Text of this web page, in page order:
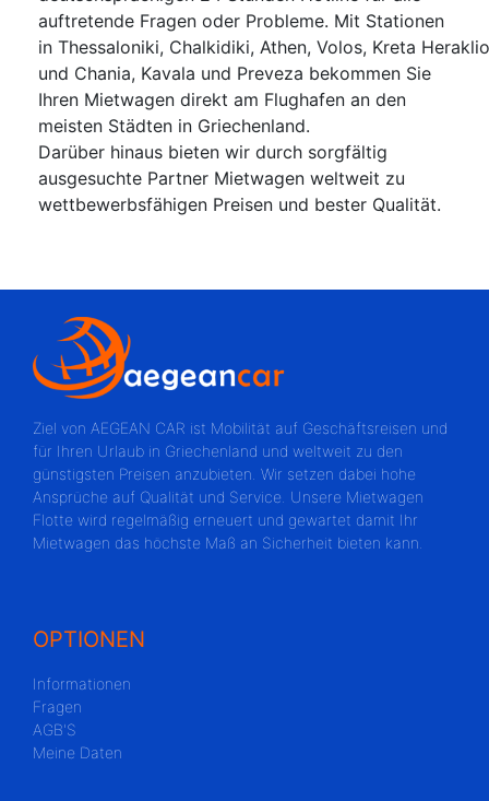
auftretende Fragen oder Probleme. Mit Stationen
in Thessaloniki, Chalkidiki, Athen, Volos, Kreta
und Chania, Kavala und Preveza bekommen Sie
Ihren Mietwagen direkt am Flughafen an den
meisten Städten in Griechenland.
Darüber hinaus bieten wir durch sorgfältig
ausgesuchte Partner Mietwagen weltweit zu
wettbewerbsfähigen Preisen und bester Qualität.
Ziel von AEGEAN CAR ist Mobilität auf Geschäftsreisen und
für Ihren Urlaub in Griechenland und weltweit zu den
günstigsten Preisen anzubieten. Wir setzen dabei hohe
Ansprüche auf Qualität und Service. Unsere Mietwagen
Flotte wird regelmäßig erneuert und gewartet damit Ihr
Mietwagen das höchste Maß an Sicherheit bieten kann.
OPTIONEN
Informationen
Fragen
AGB'S
Meine Daten